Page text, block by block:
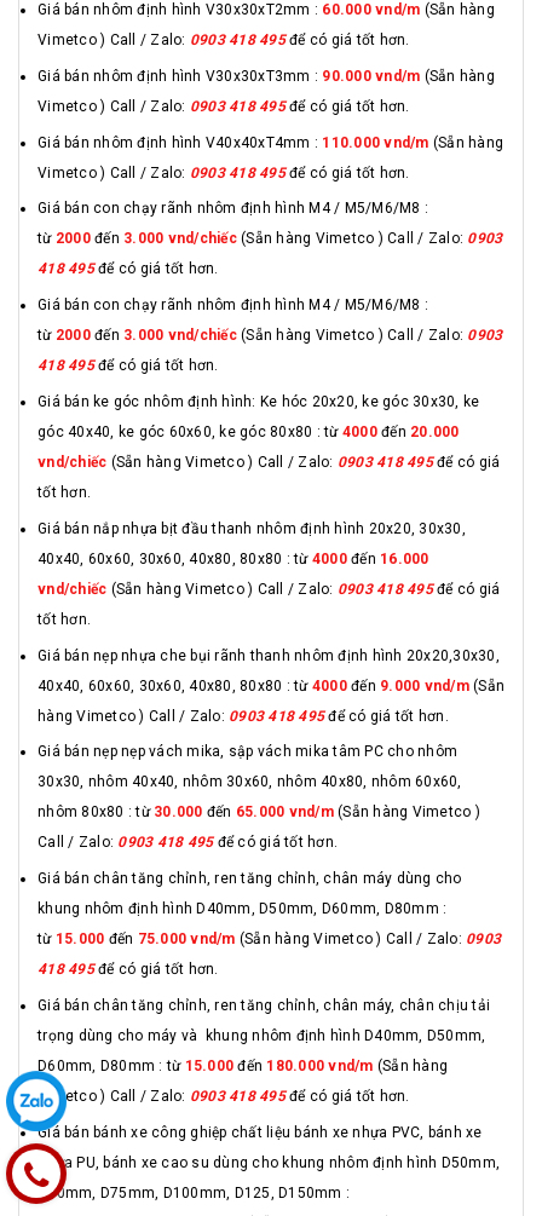
Giá bán nhôm định hình V30x30xT2mm : 60.000 vnd/m (Sẵn hàng
Vimetco ) Call / Zalo: 0903 418 495để có giá tốt hơn.
Giá bán nhôm định hình V30x30xT3mm : 90.000 vnd/m (Sẵn hàng
Vimetco ) Call / Zalo: 0903 418 495để có giá tốt hơn.
Giá bán nhôm định hình V40x40xT4mm : 110.000 vnd/m (Sẵn hàng
Vimetco ) Call / Zalo: 0903 418 495để có giá tốt hơn.
Giá bán con chạy rãnh nhôm định hình M4 / M5/M6/M8 :
từ 2000đến 3.000 vnd/chiếc(Sẵn hàng Vimetco ) Call / Zalo: 0903
418 495để có giá tốt hơn.
Giá bán con chạy rãnh nhôm định hình M4 / M5/M6/M8 :
từ 2000đến 3.000 vnd/chiếc(Sẵn hàng Vimetco ) Call / Zalo: 0903
418 495để có giá tốt hơn.
Giá bán ke góc nhôm định hình: Ke hóc 20x20, ke góc 30x30, ke
góc 40x40, ke góc 60x60, ke góc 80x80 : từ 4000đến 20.000
vnd/chiếc (Sẵn hàng Vimetco ) Call / Zalo: 0903 418 495để có giá
tốt hơn.
Giá bán nắp nhựa bịt đầu thanh nhôm định hình 20x20, 30x30,
40x40, 60x60, 30x60, 40x80, 80x80 : từ 4000đến 16.000
vnd/chiếc (Sẵn hàng Vimetco ) Call / Zalo: 0903 418 495để có giá
tốt hơn.
Giá bán nẹp nhựa che bụi rãnh thanh nhôm định hình 20x20,30x30,
40x40, 60x60, 30x60, 40x80, 80x80 : từ 4000đến 9.000 vnd/m(Sẵn
hàng Vimetco ) Call / Zalo: 0903 418 495để có giá tốt hơn.
Giá bán nẹp nẹp vách mika, sập vách mika tâm PC cho nhôm
30x30, nhôm 40x40, nhôm 30x60, nhôm 40x80, nhôm 60x60,
nhôm 80x80 : từ 30.000 đến 65.000 vnd/m(Sẵn hàng Vimetco )
Call / Zalo: 0903 418 495để có giá tốt hơn.
Giá bán chân tăng chỉnh, ren tăng chỉnh, chân máy dùng cho
khung nhôm định hình D40mm, D50mm, D60mm, D80mm :
từ 15.000 đến 75.000 vnd/m (Sẵn hàng Vimetco ) Call / Zalo: 0903
418 495để có giá tốt hơn.
Giá bán chân tăng chỉnh, ren tăng chỉnh, chân máy, chân chịu tải
trọng dùng cho máy và khung nhôm định hình D40mm, D50mm,
D60mm, D80mm : từ 15.000 đến 180.000 vnd/m (Sẵn hàng
Vimetco ) Call / Zalo: 0903 418 495để có giá tốt hơn.
Giá bán bánh xe công ghiệp chất liệu bánh xe nhựa PVC, bánh xe
nhựa PU, bánh xe cao su dùng cho khung nhôm định hình D50mm,
D60mm, D75mm, D100mm, D125, D150mm :